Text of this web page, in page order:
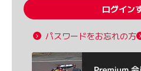
ログイン
パスワードをお忘れの方